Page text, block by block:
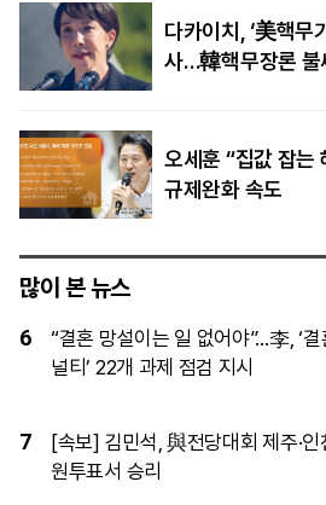
다카이치, ‘美핵무
사…韓핵무장론 불
오세훈 “집값 잡는
규제완화 속도
많이 본 뉴스
1
제주·인천 당심은 김민석…정청래와
득표 ‘초박빙’
2
[공연 어땠어?] 에스파, 3만 5000명
‘컴플렉시티’